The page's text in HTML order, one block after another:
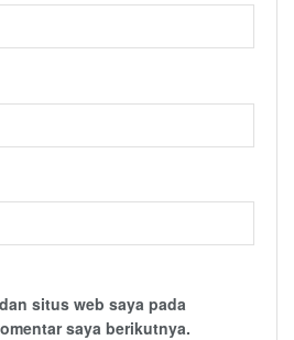
situs web saya pada
saya berikutnya.